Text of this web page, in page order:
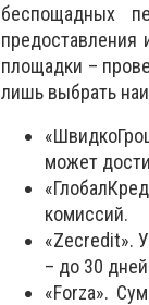
беспощадных
площадки –
лишь выбрать
«
может
комиссий.
«Zecredit».
– до 30
«Forza».